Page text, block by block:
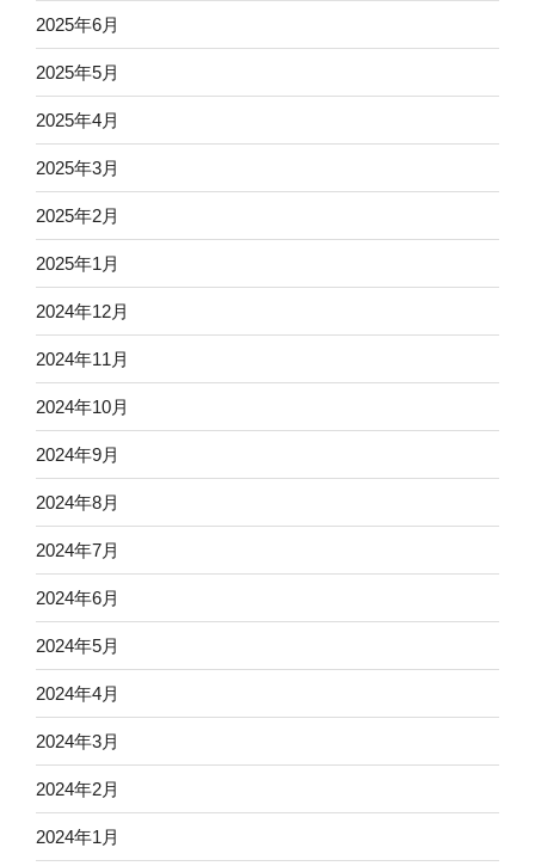
2025年6月
2025年5月
2025年4月
2025年3月
2025年2月
2025年1月
2024年12月
2024年11月
2024年10月
2024年9月
2024年8月
2024年7月
2024年6月
2024年5月
2024年4月
2024年3月
2024年2月
2024年1月